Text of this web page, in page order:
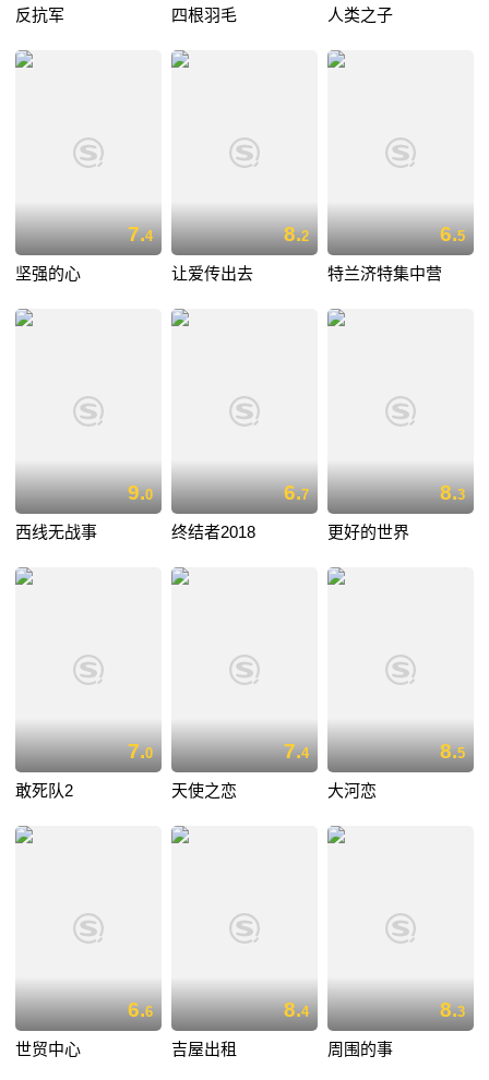
反抗军 四根羽毛 人类之子
7.4
坚强的心
8.2
让爱传出去
6.5
特兰济特集中营
9.0
西线无战事
6.7
终结者2018
8.3
更好的世界
7.0
敢死队2
7.4
天使之恋
8.5
大河恋
6.6
世贸中心
8.4
吉屋出租
8.3
周围的事